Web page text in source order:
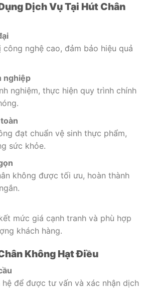
Dịch Vụ Tại Hút Chân
nghệ cao, đảm bảo hiệu quả
nghiệp
nghiệm, thực hiện quy trình chính
đạt chuẩn vệ sinh thực phẩm,
sức khỏe.
không được tối ưu, hoàn thành
mức giá cạnh tranh và phù hợp
khách hàng.
Không Hạt Điều
hệ để được tư vấn và xác nhận dịch